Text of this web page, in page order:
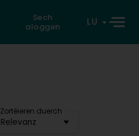
Sech
aloggen
LU
Zortéieren duerch
Relevanz